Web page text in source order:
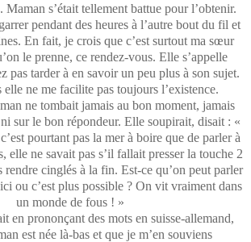
Maman s’était tellement battue pour l’obtenir.
pendant des heures à l’autre bout du fil et
En fait, je crois que c’est surtout ma sœur
le prenne, ce rendez-vous. Elle s’appelle
pas tarder à en savoir un peu plus à son sujet.
elle ne me facilite pas toujours l’existence.
ne tombait jamais au bon moment, jamais
sur le bon répondeur. Elle soupirait, disait : «
pourtant pas la mer à boire que de parler à
elle ne savait pas s’il fallait presser la touche 2
cinglés à la fin. Est-ce qu’on peut parler
ou c’est plus possible ? On vit vraiment dans
un monde de fous ! »
en prononçant des mots en suisse-allemand,
est née là-bas et que je m’en souviens